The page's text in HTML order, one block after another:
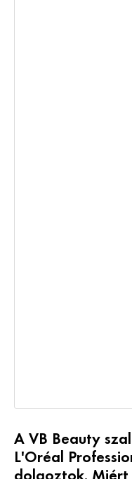
A VB Beauty
L'Oréal